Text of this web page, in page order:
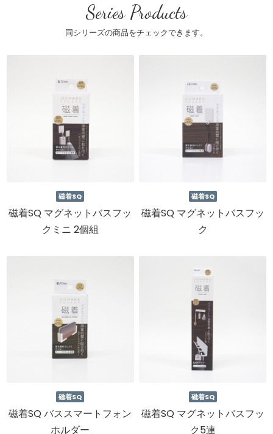
Series Products
同シリーズの商品をチェックできます。
磁着SQ
磁着SQ マグネットバスフッ
クミニ 2個組
磁着SQ
磁着SQ マグネットバスフッ
ク
磁着SQ
磁着SQ バススマートフォン
ホルダー
磁着SQ
磁着SQ マグネットバスフッ
ク5連